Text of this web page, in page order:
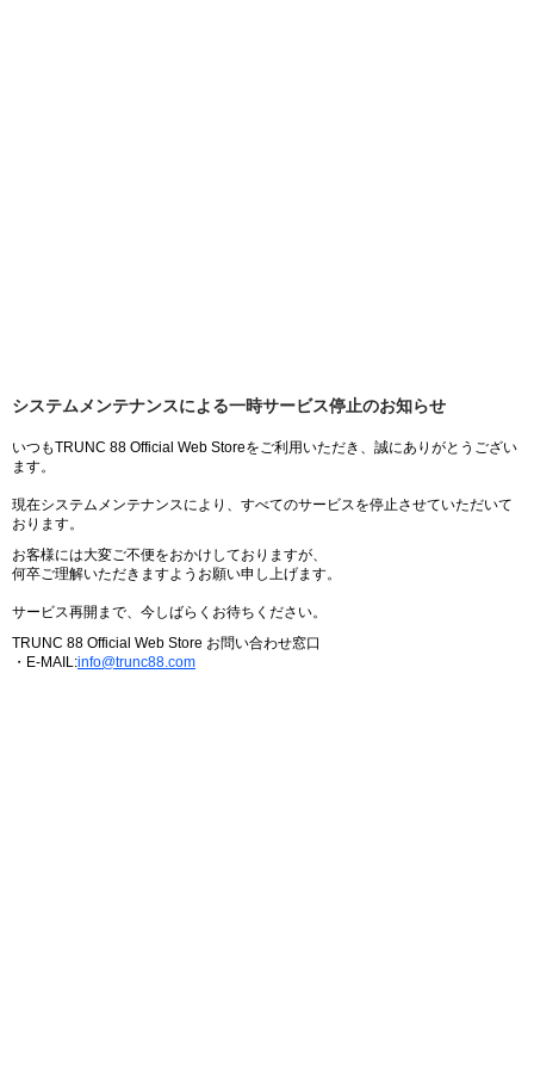
システムメンテナンスによる一時サービス停止のお知らせ
いつもTRUNC 88 Official Web Storeをご利用いただき、誠にありがとうござい
ます。
現在システムメンテナンスにより、すべてのサービスを停止させていただいて
おります。
お客様には大変ご不便をおかけしておりますが、
何卒ご理解いただきますようお願い申し上げます。
サービス再開まで、今しばらくお待ちください。
TRUNC 88 Official Web Store お問い合わせ窓口
・E-MAIL:info@trunc88.com